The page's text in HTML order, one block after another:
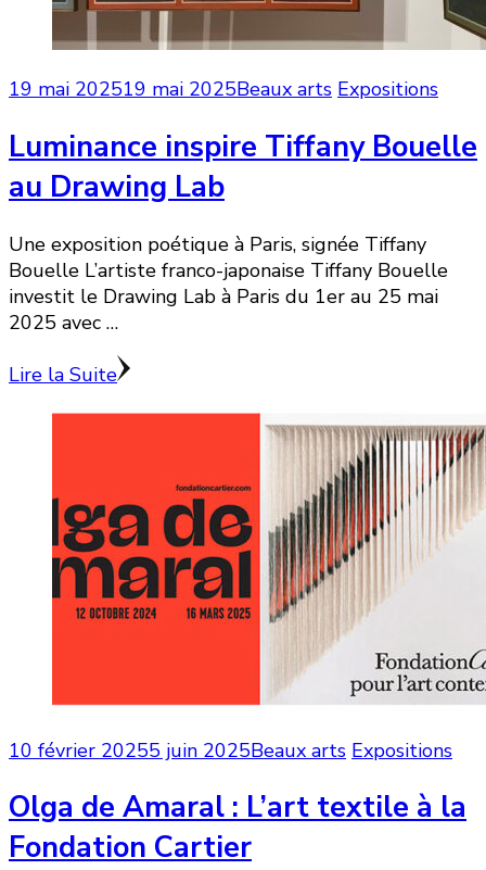
19 mai 202519 mai 2025Beaux arts Expositions
Luminance inspire Tiffany Bouelle
au Drawing Lab
Une exposition poétique à Paris, signée Tiffany
Bouelle L’artiste franco-japonaise Tiffany Bouelle
investit le Drawing Lab à Paris du 1er au 25 mai
2025 avec …
Lire la Suite
10 février 20255 juin 2025Beaux arts Expositions
Olga de Amaral : L’art textile à la
Fondation Cartier